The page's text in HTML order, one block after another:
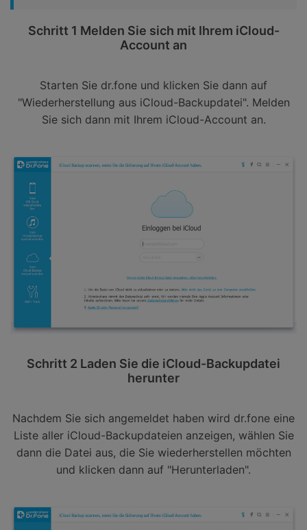
Schritt 1 Melden Sie sich mit Ihrem iCloud-
Account an
Starten Sie dr.fone und klicken Sie dann auf
"Wiederherstellung aus iCloud-Backupdatei". Melden
Sie sich dann mit Ihrem iCloud-Account an.
Schritt 2 Laden Sie die iCloud-Backupdatei
herunter
Nachdem Sie sich angemeldet haben wird dr.fone eine
Liste aller iCloud-Backupdateien anzeigen, wählen Sie
dann die Datei aus, die Sie wiederherstellen möchten
und klicken dann auf "Herunterladen".